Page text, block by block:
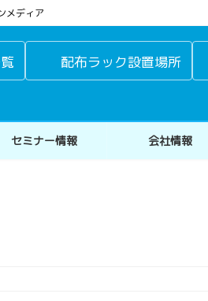
メディア
配布ラック設置場所
セミナー情報 会社情報